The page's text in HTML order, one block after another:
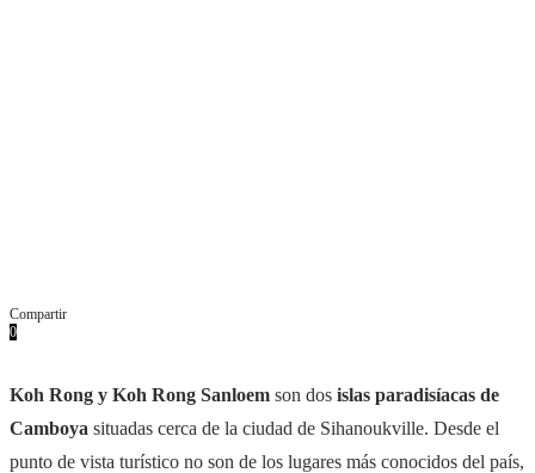
Compartir
0
Koh Rong y Koh Rong Sanloem son dos islas paradisíacas de
Camboya situadas cerca de la ciudad de Sihanoukville. Desde el
punto de vista turístico no son de los lugares más conocidos del país,